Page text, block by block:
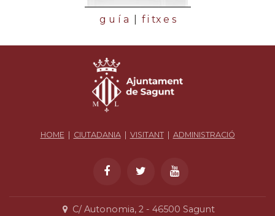
g u í a f i tx e s
HOME CIUTADANIA| VISITANT| ADMINISTRACIÓ
C/ Autonomia, 2 - 46500 Sagunt